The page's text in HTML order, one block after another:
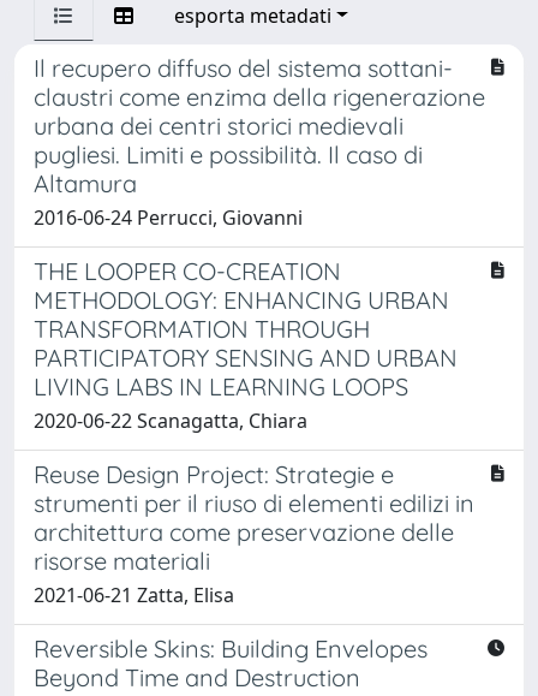
esporta metadati
Il recupero diffuso del sistema sottani-
claustri come enzima della rigenerazione
urbana dei centri storici medievali
pugliesi. Limiti e possibilità. Il caso di
Altamura
2016-06-24 Perrucci, Giovanni
THE LOOPER CO-CREATION
METHODOLOGY: ENHANCING URBAN
TRANSFORMATION THROUGH
PARTICIPATORY SENSING AND URBAN
LIVING LABS IN LEARNING LOOPS
2020-06-22 Scanagatta, Chiara
Reuse Design Project: Strategie e
strumenti per il riuso di elementi edilizi in
architettura come preservazione delle
risorse materiali
2021-06-21 Zatta, Elisa
Reversible Skins: Building Envelopes
Beyond Time and Destruction